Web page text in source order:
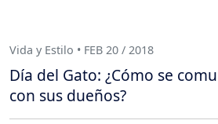
Vida y Estilo • FEB 20 / 2018
Día del Gato: ¿Cómo se
con sus dueños?